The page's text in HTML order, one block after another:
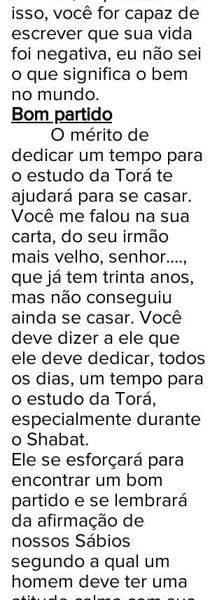
isso, você for capaz de
escrever que sua vida
foi negativa, eu não sei
o que significa o bem
no mundo.
Bom partido
O mérito de
dedicar um tempo para
o estudo da Torá te
ajudará para se casar.
Você me falou na sua
carta, do seu irmão
mais velho, senhor....,
que já tem trinta anos,
mas não conseguiu
ainda se casar. Você
deve dizer a ele que
ele deve dedicar, todos
os dias, um tempo para
o estudo da Torá,
especialmente durante
o Shabat.
Ele se esforçará para
encontrar um bom
partido e se lembrará
da afirmação de
nossos Sábios
segundo a qual um
homem deve ter uma